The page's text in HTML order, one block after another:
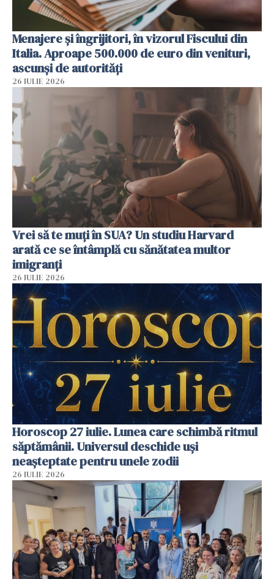
Menajere și îngrijitori, în vizorul Fiscului din
Italia. Aproape 500.000 de euro din venituri,
ascunși de autorități
26 IULIE 2026
Vrei să te muți în SUA? Un studiu Harvard
arată ce se întâmplă cu sănătatea multor
imigranți
26 IULIE 2026
Horoscop 27 iulie. Lunea care schimbă ritmul
săptămânii. Universul deschide uși
neașteptate pentru unele zodii
26 IULIE 2026